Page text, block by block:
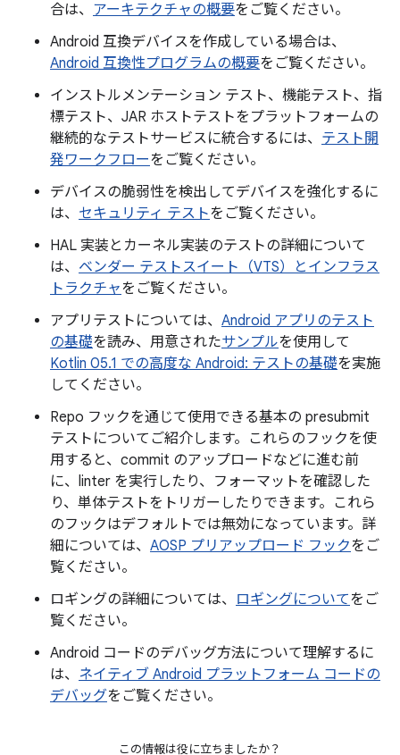
合は、 アーキテクチャの概要をご覧ください。
Android 互換デバイスを作成している場合は、
Android 互換性プログラムの概要をご覧ください。
インストルメンテーション テスト、機能テスト、指
標テスト、JAR ホストテストをプラットフォームの
継続的なテストサービスに統合するには、 テスト開
発ワークフローをご覧ください。
デバイスの脆弱性を検出してデバイスを強化するに
は、 セキュリティ テストをご覧ください。
HAL 実装とカーネル実装のテストの詳細について
は、 ベンダー テストスイート（VTS）とインフラス
トラクチャをご覧ください。
アプリテストについては、 Android アプリのテスト
の基礎を読み、用意されたサンプルを使用して
Kotlin 05.1 での高度な Android: テストの基礎を実施
してください。
Repo フックを通じて使用できる基本の presubmit
テストについてご紹介します。これらのフックを使
用すると、commit のアップロードなどに進む前
に、linter を実行したり、フォーマットを確認した
り、単体テストをトリガーしたりできます。これら
のフックはデフォルトでは無効になっています。詳
細については、 AOSP プリアップロード フックをご
覧ください。
ロギングの詳細については、 ロギングについてをご
覧ください。
Android コードのデバッグ方法について理解するに
は、 ネイティブ Android プラットフォーム コードの
デバッグをご覧ください。
この情報は役に立ちましたか？